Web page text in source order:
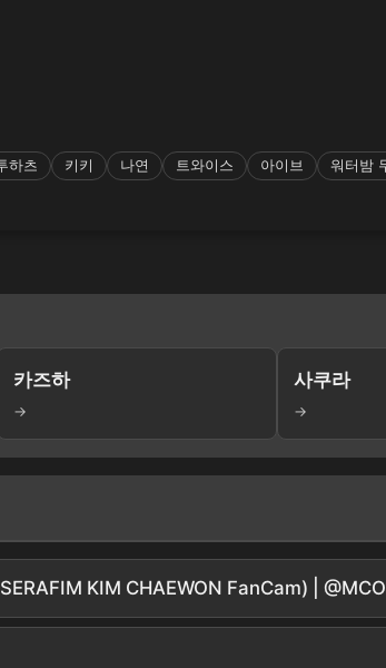
하츠 키키 나연 트와이스 아이브 워터밤
카즈하
→
사쿠라
→
KIM CHAEWON FanCam) |